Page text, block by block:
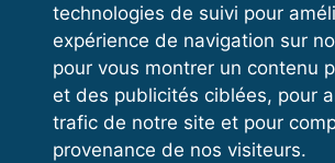
technologies de suivi pour
expérience de navigation sur
pour vous montrer un contenu
et des publicités ciblées, pour
trafic de notre site et pour
provenance de nos visiteurs.
VOS ESPACES
Espace dirigeant
Espace licencié
Trouver un club